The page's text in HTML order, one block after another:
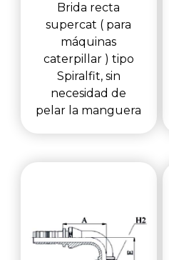
Brida recta
supercat ( para
máquinas
caterpillar ) tipo
Spiralfit, sin
necesidad de
pelar la manguera